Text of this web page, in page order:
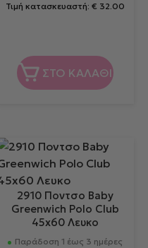
Τιμή κατασκευαστή:€ 32.00
ΣΤΟ ΚΑΛΑΘΙ
2910 Ποντσο Baby
Greenwich Polo Club
45x60 Λευκο
Παράδοση 1 έως 3 ημέρες